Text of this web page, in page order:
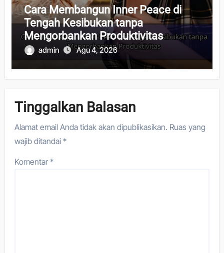
Cara Membangun Inner Peace di
Tengah Kesibukan tanpa
Mengorbankan Produktivitas
admin Agu 4, 2026
Tinggalkan Balasan
Alamat email Anda tidak akan dipublikasikan. Ruas yang
wajib ditandai*
Komentar*